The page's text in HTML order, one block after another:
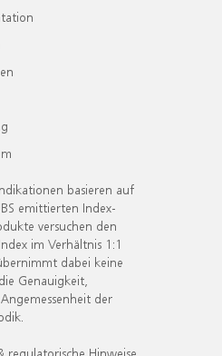
basieren auf
emittierten Index-
versuchen den
im Verhältnis 1:1
dabei keine
Genauigkeit,
der